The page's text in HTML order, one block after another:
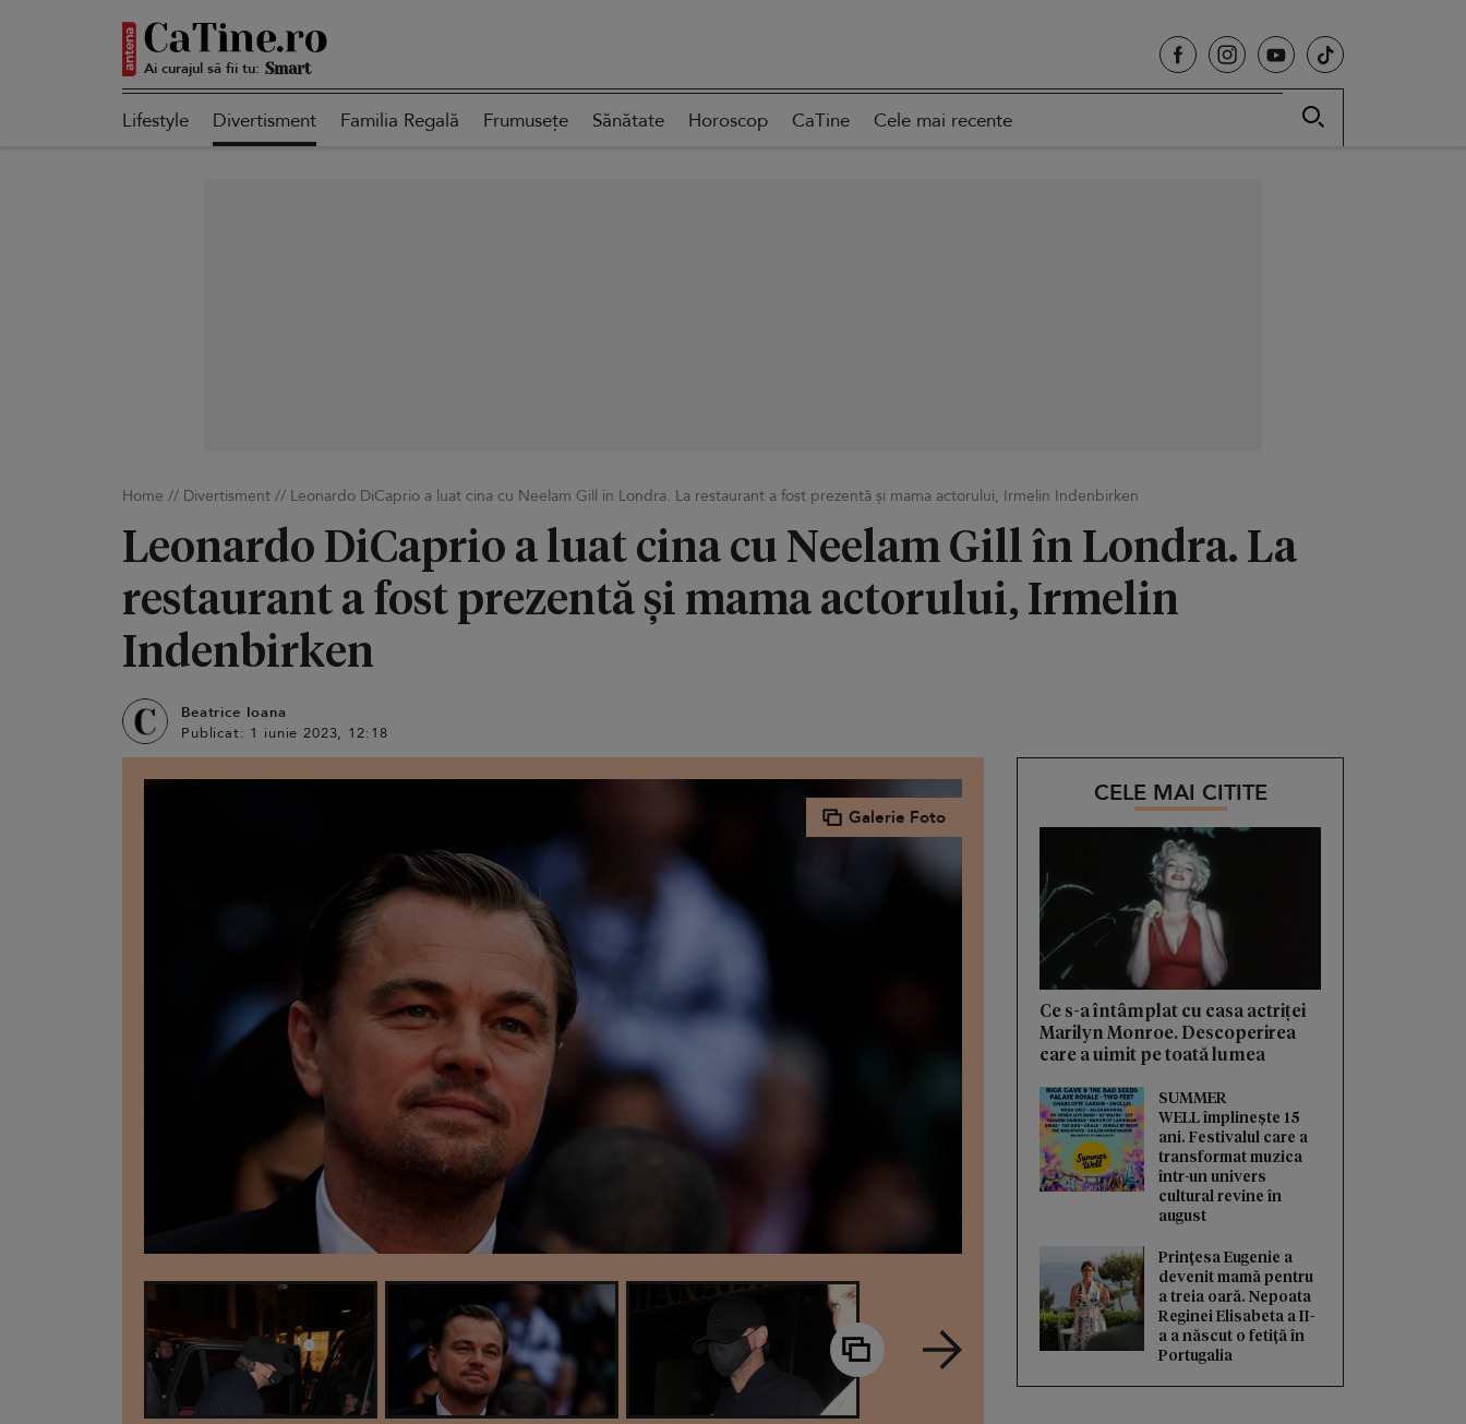
Ai curajul să fii tu: Autentică
Lifestyle Divertisment Familia Regală Frumusețe Sănătate Horoscop CaTine Cele mai recente
Home // Divertisment // Leonardo DiCaprio a luat cina cu Neelam Gill în Londra. La restaurant a fost prezentă și mama actorului, Irmelin Indenbirken
Leonardo DiCaprio a luat cina cu Neelam Gill în Londra. La
restaurant a fost prezentă și mama actorului, Irmelin
Indenbirken
Beatrice Ioana
Publicat: 1 iunie 2023, 12:18
Galerie Foto
CELE MAI CITITE
Ce s-a întâmplat cu casa actriței
Marilyn Monroe. Descoperirea
care a uimit pe toată lumea
SUMMER
WELL împlinește 15
ani. Festivalul care a
transformat muzica
într-un univers
cultural revine în
august
Prințesa Eugenie a
devenit mamă pentru
a treia oară. Nepoata
Reginei Elisabeta a II-
a a născut o fetiță în
Portugalia